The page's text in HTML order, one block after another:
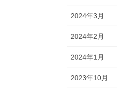
2024年3月
2024年2月
2024年1月
2023年10月